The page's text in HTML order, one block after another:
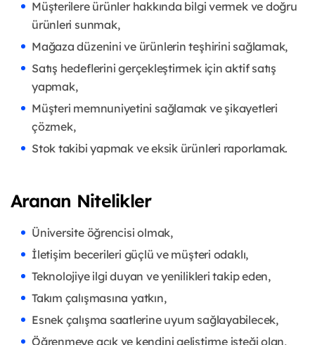
Müşterilere ürünler hakkında bilgi vermek ve doğru
ürünleri sunmak,
Mağaza düzenini ve ürünlerin teşhirini sağlamak,
Satış hedeflerini gerçekleştirmek için aktif satış
yapmak,
Müşteri memnuniyetini sağlamak ve şikayetleri
çözmek,
Stok takibi yapmak ve eksik ürünleri raporlamak.
Aranan Nitelikler
Üniversite öğrencisi olmak,
İletişim becerileri güçlü ve müşteri odaklı,
Teknolojiye ilgi duyan ve yenilikleri takip eden,
Takım çalışmasına yatkın,
Esnek çalışma saatlerine uyum sağlayabilecek,
Öğrenmeye açık ve kendini geliştirme isteği olan,